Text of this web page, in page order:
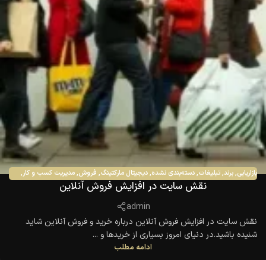
بازاریابی,برند,تبلیغات,دسته‌بندی نشده,دیجیتال مارکتینگ, فروش,مدیریت کسب و کار,
نقش سایت در افزایش فروش آنلاین
admin
نقش سایت در افزایش فروش آنلاین درباره خرید و فروش آنلاین شاید
شنیده باشید.در دنیای امروز بسیاری از خریدها و ...
ادامه مطلب